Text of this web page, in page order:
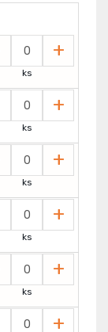
+
ks
+
ks
+
ks
+
ks
+
ks
+